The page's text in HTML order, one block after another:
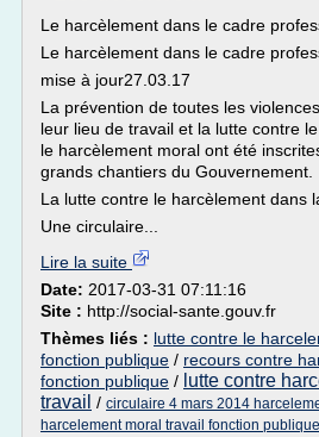
Le harcèlement dans le cadre
Le harcèlement dans le cadre
mise à jour27.03.17
La prévention de toutes les
leur lieu de travail et la lutte contre
le harcèlement moral ont été
grands chantiers du Gouvernement.
La lutte contre le harcèlement dans
Une circulaire...
Lire la suite
Date: 2017-03-31 07:11:16
Site : http://social-sante.gouv.fr
Thèmes liés : lutte contre le
fonction publique / recours contre
fonction publique / lutte contre
travail / circulaire 4 mars 2014
harcelement moral travail fonction